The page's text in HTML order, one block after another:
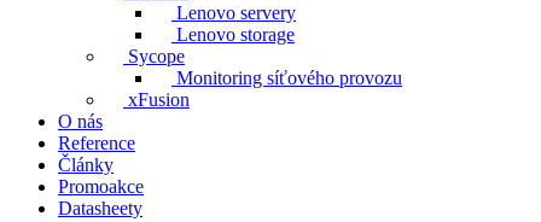
Lenovo servery
Lenovo storage
Sycope
Monitoring síťového provozu
xFusion
O nás
Reference
Články
Promoakce
Datasheety